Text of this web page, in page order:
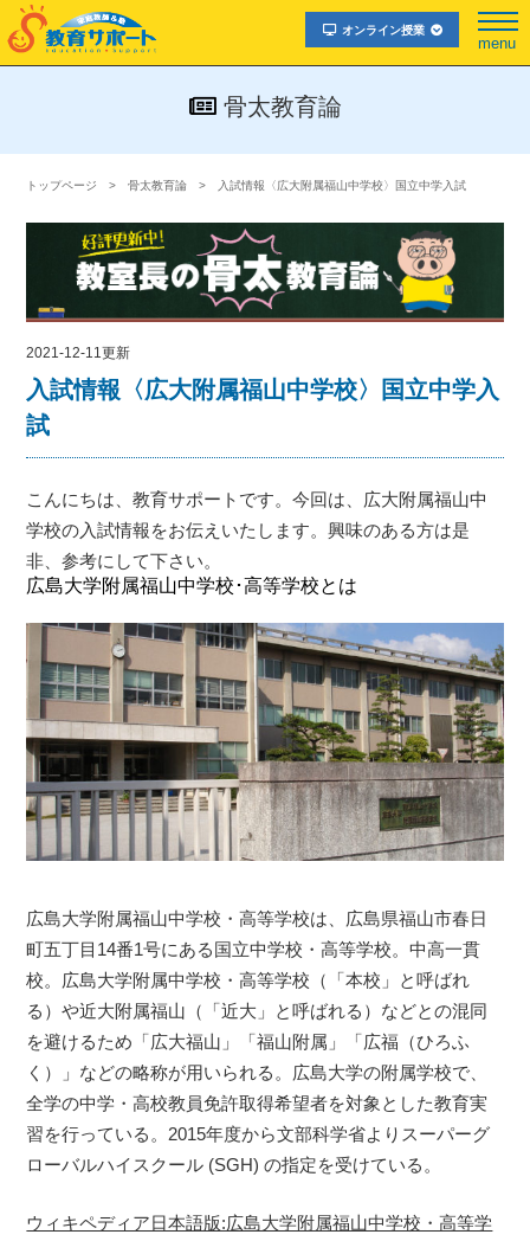
オンライン授業
menu
骨太教育論
トップページ 骨太教育論 入試情報〈広大附属福山中学校〉国立中学入試
2021-12-11更新
入試情報〈広大附属福山中学校〉国立中学入
試
こんにちは、教育サポートです。今回は、広大附属福山中
学校の入試情報をお伝えいたします。興味のある方は是
非、参考にして下さい。
広島大学附属福山中学校･高等学校とは
広島大学附属福山中学校・高等学校は、広島県福山市春日
町五丁目14番1号にある国立中学校・高等学校。中高一貫
校。広島大学附属中学校・高等学校（「本校」と呼ばれ
る）や近大附属福山（「近大」と呼ばれる）などとの混同
を避けるため「広大福山」「福山附属」「広福（ひろふ
く）」などの略称が用いられる。広島大学の附属学校で、
全学の中学・高校教員免許取得希望者を対象とした教育実
習を行っている。2015年度から文部科学省よりスーパーグ
ローバルハイスクール (SGH) の指定を受けている。
ウィキペディア日本語版:広島大学附属福山中学校・高等学